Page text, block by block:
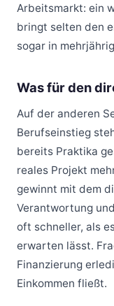
Arbeitsmarkt: ein
bringt selten den
sogar in
Was für den
Auf der anderen
Berufseinstieg
bereits Praktika
reales Projekt
gewinnt mit dem
Verantwortung
oft schneller, als
erwarten lässt.
Finanzierung
Einkommen fließt.